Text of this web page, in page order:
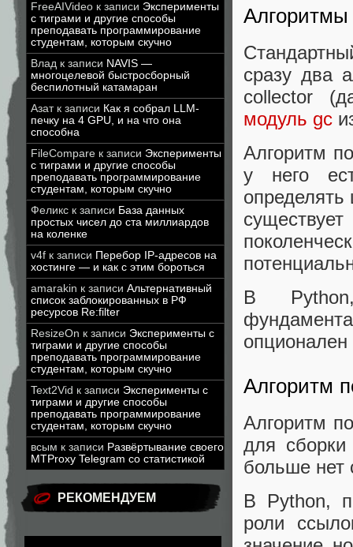
FreeAIVideo к записи Эксперименты
с тиграми и другие способы
преподавать программирование
студентам, которым скучно
Влад к записи NAVIS —
многоцелевой быстросборный
беспилотный катамаран
Азатк записи Как я собрал LLM-
печку на 4 GPU, и на что она
способна
FileCompare к записи Эксперименты
с тиграми и другие способы
преподавать программирование
студентам, которым скучно
Феликс к записи База данных
простых чисел до ста миллиардов
на коленке
v4f к записи Перебор IP-адресов на
хостинге — и как с этим бороться
amarakin к записи Альтернативный
список заблокированных в РФ
ресурсов Re:filter
ResizeOn к записи Эксперименты с
тиграми и другие способы
преподавать программирование
студентам, которым скучно
Text2Vid к записи Эксперименты с
тиграми и другие способы
преподавать программирование
студентам, которым скучно
всым к записи Развёртывание своего
MTProxy Telegram со статистикой
РЕКОМЕНДУЕМ
Алгоритмы
сразу два
collector
модуль gc
Алгоритм
у него
определять
В
Алгоритм
Алгоритм
для
больше нет
В Python,
роли